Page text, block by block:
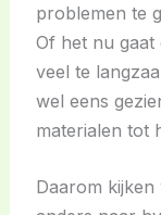
problemen te
Of het nu gaat
veel te
wel eens
materialen tot
Daarom kijken